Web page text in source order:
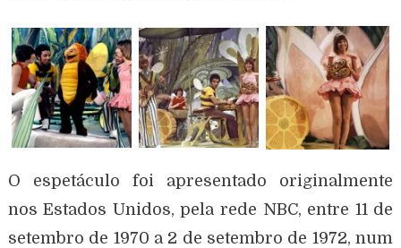
O espetáculo foi apresentado originalmente
nos Estados Unidos, pela rede NBC, entre 11 de
setembro de 1970 a 2 de setembro de 1972, num